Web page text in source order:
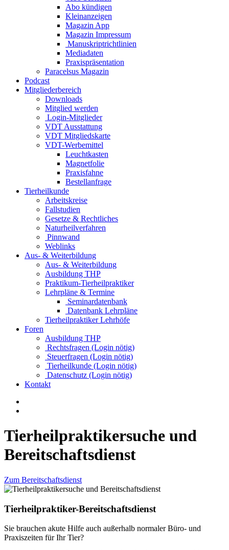
Abo kündigen
Kleinanzeigen
Magazin App
Magazin Impressum
Manuskriptrichtlinien
Mediadaten
Praxispräsentation
Paracelsus Magazin
Podcast
Mitgliederbereich
Downloads
Mitglied werden
Login-Mitglieder
VDT Ausstattung
VDT Mitgliedskarte
VDT-Werbemittel
Leuchtkasten
Magnetfolie
Praxisfahne
Bestellanfrage
Tierheilkunde
Arbeitskreise
Fallstudien
Gesetze & Rechtliches
Naturheilverfahren
Pinnwand
Weblinks
Aus- & Weiterbildung
Aus- & Weiterbildung
Ausbildung THP
Praktikum-Tierheilpraktiker
Lehrpläne & Termine
Seminardatenbank
Datenbank Lehrpläne
Tierheilpraktiker Lehrhöfe
Foren
Ausbildung THP
Rechtsfragen (Login nötig)
Steuerfragen (Login nötig)
Tierheilkunde (Login nötig)
Datenschutz (Login nötig)
Kontakt
Tierheilpraktikersuche und
Bereitschaftsdienst
Zum Bereitschaftsdienst
Tierheilpraktiker-Bereitschaftsdienst
Sie brauchen akute Hilfe auch außerhalb normaler Büro- und
Praxiszeiten für Ihr Tier?